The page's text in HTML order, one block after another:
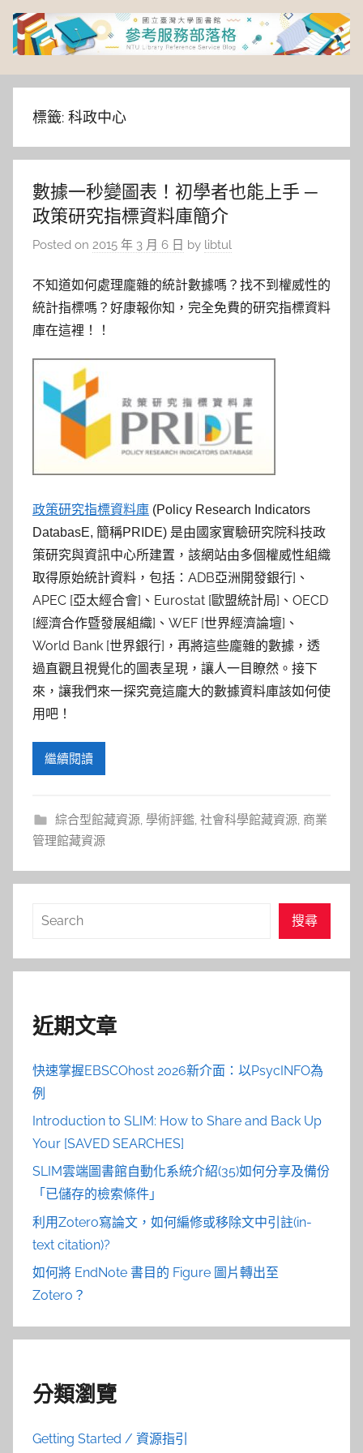
Skip
content
臺
灣
大
學
圖
書
館
參
務
部
落
格
標籤: 科政中心
數據一秒變圖表！初學者也能上手 ─
政策研究指標資料庫簡介
Posted on 2015 年 3 月 6 日 by libtul
不知道如何處理龐雜的統計數據嗎？找不到權威性的
統計指標嗎？好康報你知，完全免費的研究指標資料
庫在這裡！！
政策研究指標資料庫 (Policy Research Indicators
DatabasE, 簡稱PRIDE) 是由國家實驗研究院科技政
策研究與資訊中心所建置，該網站由多個權威性組織
取得原始統計資料，包括：ADB亞洲開發銀行]、
APEC [亞太經合會]、Eurostat [歐盟統計局]、OECD
[經濟合作暨發展組織]、WEF [世界經濟論壇]、
World Bank [世界銀行]，再將這些龐雜的數據，透
過直觀且視覺化的圖表呈現，讓人一目瞭然。接下
來，讓我們來一探究竟這龐大的數據資料庫該如何使
用吧！
繼續閱讀
綜合型館藏資源, 學術評鑑, 社會科學館藏資源, 商業
管理館藏資源
搜
搜尋
近期文章
快速掌握EBSCOhost 2026新介面：以PsycINFO為
例
Introduction to SLIM: How to Share and Back Up
Your [SAVED SEARCHES]
SLIM雲端圖書館自動化系統介紹(35)如何分享及備份
「已儲存的檢索條件」
利用Zotero寫論文，如何編修或移除文中引註(in-
text citation)?
如何將 EndNote 書目的 Figure 圖片轉出至
Zotero？
分類瀏覽
Getting Started / 資源指引